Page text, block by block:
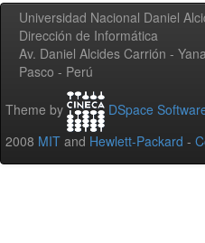
Universidad Nacional Daniel
Dirección de Informática
Av. Daniel Alcides Carrión -
Pasco - Perú
Theme by DSpace
2008 MIT and Hewlett-Packard -